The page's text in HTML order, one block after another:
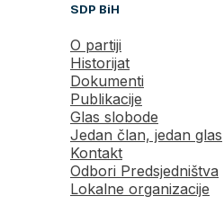
SDP BiH
O partiji
Historijat
Dokumenti
Publikacije
Glas slobode
Jedan član, jedan glas
Kontakt
Odbori Predsjedništva
Lokalne organizacije